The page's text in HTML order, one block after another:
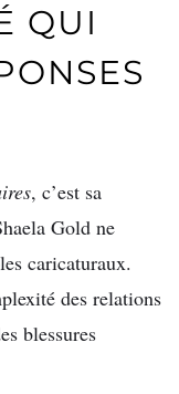
QUI
, c’est sa
Gold ne
caricaturaux.
des relations
blessures